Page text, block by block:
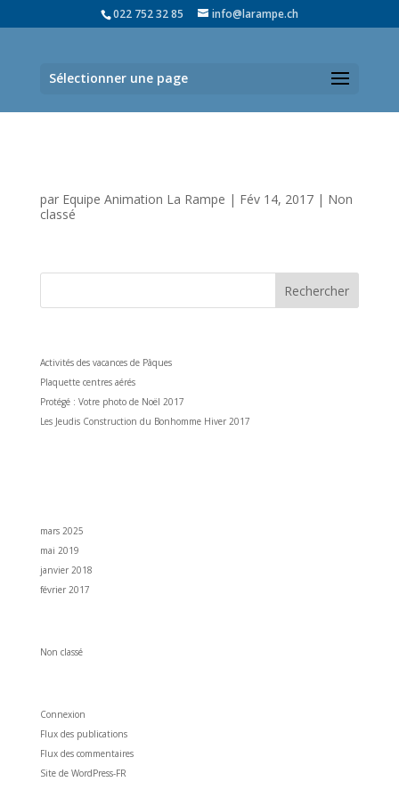
022 752 32 85 info@larampe.ch
Sélectionner une page
par Equipe Animation La Rampe | Fév 14, 2017| Non
classé
Activités des vacances de Pâques
Plaquette centres aérés
Protégé : Votre photo de Noël 2017
Les Jeudis Construction du Bonhomme Hiver 2017
mars 2025
mai 2019
janvier 2018
février 2017
Non classé
Connexion
Flux des publications
Flux des commentaires
Site de WordPress-FR